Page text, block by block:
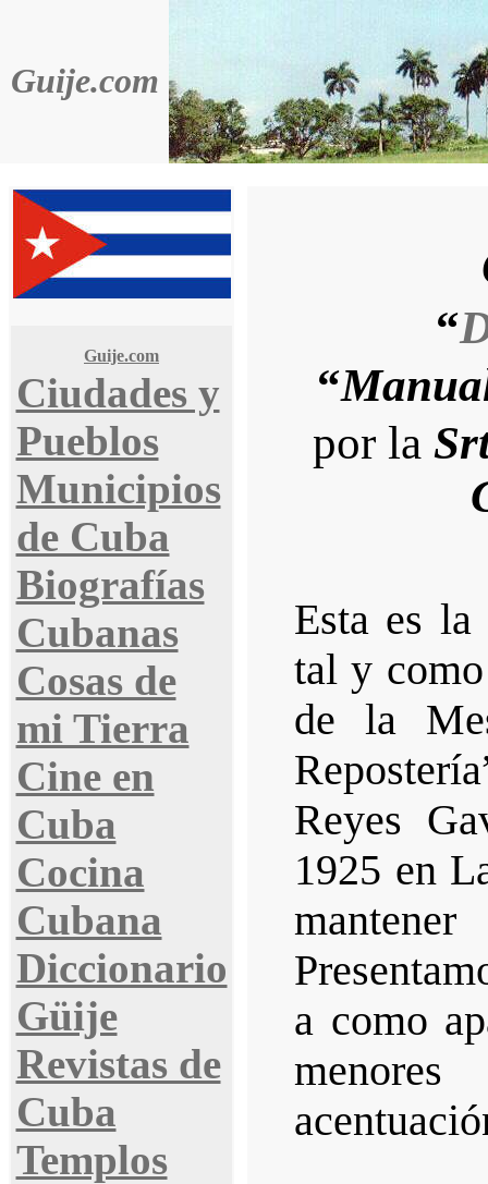
Guije.com
Guije.com
Ciudades y
Pueblos
Municipios
de Cuba
Biografías
Cubanas
Cosas de
mi Tierra
Cine en
Cuba
Cocina
Cubana
Diccionario
Güije
Revistas de
Cuba
Templos
“
“
por la
Esta es la
tal y
de la
Reyes
1925 en
a como